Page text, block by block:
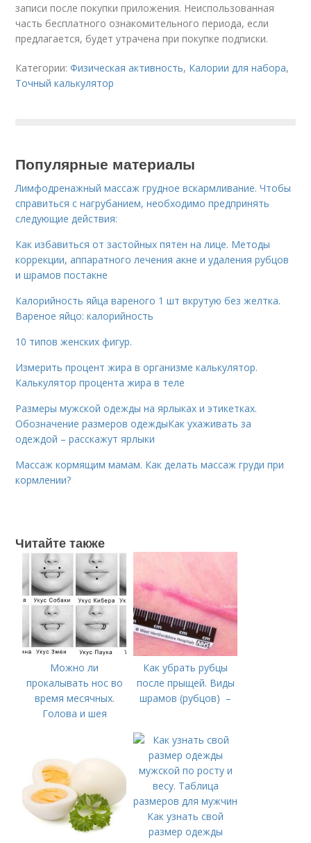
записи после покупки приложения. Неиспользованная
часть бесплатного ознакомительного периода, если
предлагается, будет утрачена при покупке подписки.
Категории:Физическая активность, Калории для набора,
Точный калькулятор
Популярные материалы
Лимфодренажный массаж грудное вскармливание. Чтобы
справиться с нагрубанием, необходимо предпринять
следующие действия:
Как избавиться от застойных пятен на лице. Методы
коррекции, аппаратного лечения акне и удаления рубцов
и шрамов постакне
Калорийность яйца вареного 1 шт вкрутую без желтка.
Вареное яйцо: калорийность
10 типов женских фигур.
Измерить процент жира в организме калькулятор.
Калькулятор процента жира в теле
Размеры мужской одежды на ярлыках и этикетках.
Обозначение размеров одеждыКак ухаживать за
одеждой – расскажут ярлыки
Массаж кормящим мамам. Как делать массаж груди при
кормлении?
Читайте также
Можно ли
прокалывать нос во
время месячных.
Голова и шея
Как убрать рубцы
после прыщей. Виды
шрамов (рубцов) –
Как узнать свой
размер одежды